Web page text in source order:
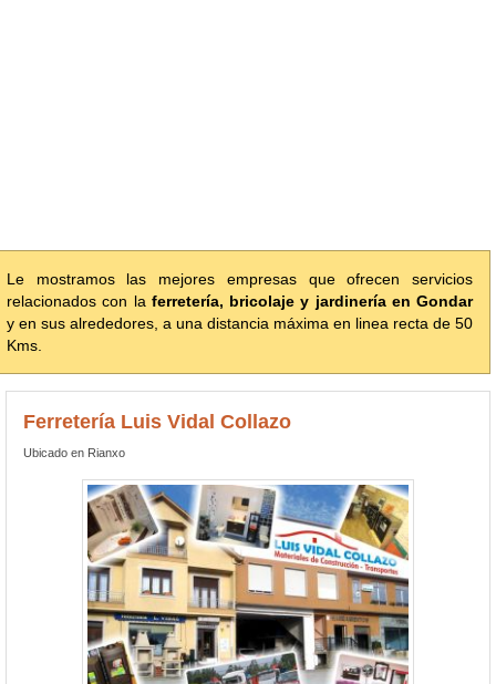
Le mostramos las mejores empresas que ofrecen servicios
relacionados con la ferretería, bricolaje y jardinería en Gondar
y en sus alrededores, a una distancia máxima en linea recta de 50
Kms.
Ferretería Luis Vidal Collazo
Ubicado en Rianxo